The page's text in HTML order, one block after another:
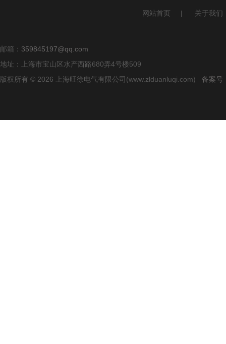
网站首页 | 关于我们
邮箱： 359845197@qq.com
地址：上海市宝山区水产西路680弄4号楼509
版权所有 © 2026 上海旺徐电气有限公司(www.zlduanluqi.com) 备案号